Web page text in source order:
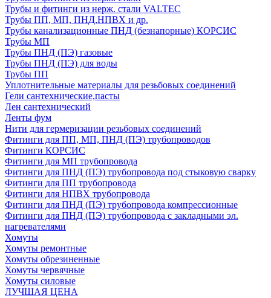
Трубы и фитинги из нерж. стали VALTEC
Трубы ПП, МП, ПНД,НПВХ и др.
Трубы канализационные ПНД (безнапорные) КОРСИС
Трубы МП
Трубы ПНД (ПЭ) газовые
Трубы ПНД (ПЭ) для воды
Трубы ПП
Уплотнительные материалы для резьбовых соединений
Гели сантехнические,пасты
Лен сантехнический
Ленты фум
Нити для гермеризации резьбовых соединений
Фитинги для ПП, МП, ПНД (ПЭ) трубопроводов
Фитинги КОРСИС
Фитинги для МП трубопровода
Фитинги для ПНД (ПЭ) трубопровода под стыковую сварку
Фитинги для ПП трубопровода
Фитинги для НПВХ трубопровода
Фитинги для ПНД (ПЭ) трубопровода компрессионные
Фитинги для ПНД (ПЭ) трубопровода с закладными эл.
нагревателями
Хомуты
Хомуты ремонтные
Хомуты обрезиненные
Хомуты червячные
Хомуты силовые
ЛУЧШАЯ ЦЕНА